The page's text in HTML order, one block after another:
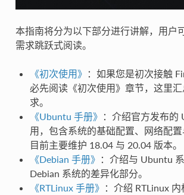
本指南将分为以下部分进行讲解，用户
需求跳跃式阅读。
《初次使用》 ：如果您是初次接触
必先阅读《初次使用》章节，这里
求。
《Ubuntu 手册》 ：介绍官方发布的
用，包含系统的基础配置、网络配置
目前主要维护 18.04 与 20.04 版本。
《Debian 手册》 ：介绍与 Ubuntu 系
Debian 系统的差异化部分。
《RTLinux 手册》 ：介绍 RTLinux